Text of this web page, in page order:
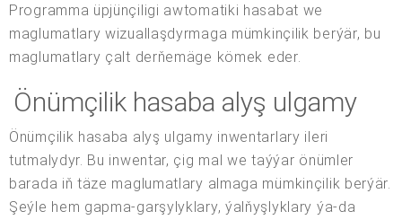
Programma üpjünçiligi awtomatiki hasabat we
maglumatlary wizuallaşdyrmaga mümkinçilik berýär, bu
maglumatlary çalt derňemäge kömek eder.
Önümçilik hasaba alyş ulgamy
Önümçilik hasaba alyş ulgamy inwentarlary ileri
tutmalydyr. Bu inwentar, çig mal we taýýar önümler
barada iň täze maglumatlary almaga mümkinçilik berýär.
Şeýle hem gapma-garşylyklary, ýalňyşlyklary ýa-da